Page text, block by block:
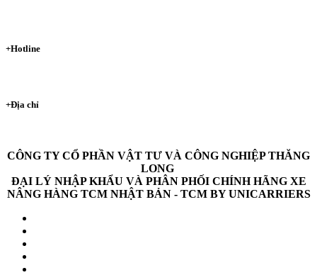
+Hotline
+Địa chỉ
CÔNG TY CỔ PHẦN VẬT TƯ VÀ CÔNG NGHIỆP THĂNG
LONG
ĐẠI LÝ NHẬP KHẨU VÀ PHÂN PHỐI CHÍNH HÃNG XE
NÂNG HÀNG TCM NHẬT BẢN - TCM BY UNICARRIERS